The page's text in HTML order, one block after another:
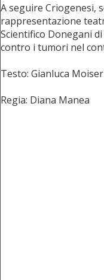
A seguire Criogenesi,
rappresentazione
Scientifico Donegani
contro i tumori nel
Testo: Gianluca
Regia: Diana Manea